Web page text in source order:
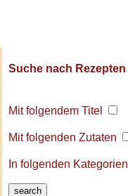
Suche nach Rezepten
Mit folgendem Titel
Mit folgenden Zutaten
In folgenden Kategorien